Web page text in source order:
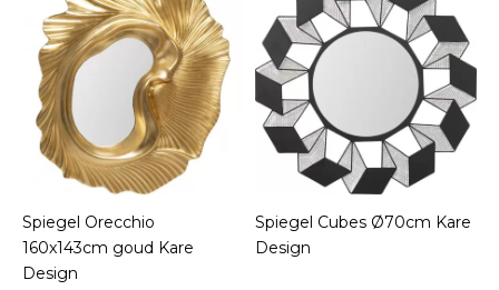
Spiegel Orecchio
160x143cm goud Kare
Design
Spiegel Cubes Ø70cm Kare
Design